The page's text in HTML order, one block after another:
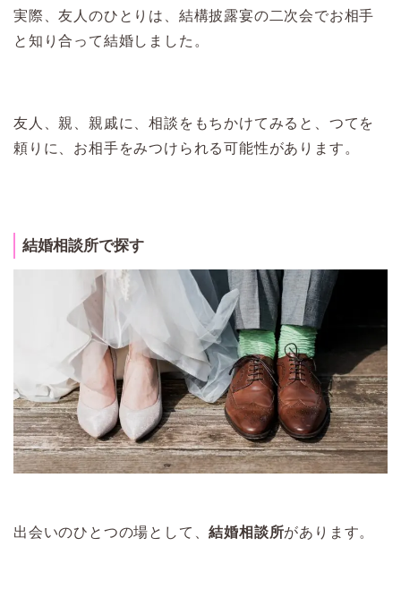
実際、友人のひとりは、結構披露宴の二次会でお相手
と知り合って結婚しました。
友人、親、親戚に、相談をもちかけてみると、つてを
頼りに、お相手をみつけられる可能性があります。
結婚相談所で探す
出会いのひとつの場として、結婚相談所があります。